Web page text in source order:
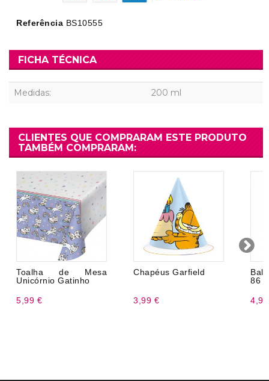
Referência BS10555
FICHA TÉCNICA
Medidas: 200 ml
CLIENTES QUE COMPRARAM ESTE PRODUTO
TAMBÉM COMPRARAM:
Toalha de Mesa
Unicórnio Gatinho
5,99 €
Chapéus Garfield
3,99 €
86